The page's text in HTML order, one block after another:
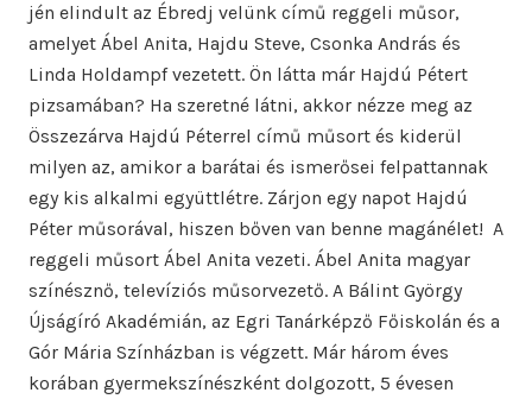
jén elindult az Ébredj velünk című reggeli műsor,
amelyet Ábel Anita, Hajdu Steve, Csonka András és
Linda Holdampf vezetett. Ön látta már Hajdú Pétert
pizsamában? Ha szeretné látni, akkor nézze meg az
Összezárva Hajdú Péterrel című műsort és kiderül
milyen az, amikor a barátai és ismerősei felpattannak
egy kis alkalmi együttlétre. Zárjon egy napot Hajdú
Péter műsorával, hiszen bőven van benne magánélet! A
reggeli műsort Ábel Anita vezeti. Ábel Anita magyar
színésznő, televíziós műsorvezető. A Bálint György
Újságíró Akadémián, az Egri Tanárképző Főiskolán és a
Gór Mária Színházban is végzett. Már három éves
korában gyermekszínészként dolgozott, 5 évesen